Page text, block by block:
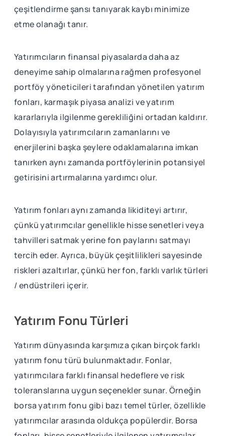
çeşitlendirme şansı tanıyarak kaybı minimize
etme olanağı tanır.
Yatırımcıların finansal piyasalarda daha az
deneyime sahip olmalarına rağmen profesyonel
portföy yöneticileri tarafından yönetilen yatırım
fonları, karmaşık piyasa analizi ve yatırım
kararlarıyla ilgilenme gerekliliğini ortadan kaldırır.
Dolayısıyla yatırımcıların zamanlarını ve
enerjilerini başka şeylere odaklamalarına imkan
tanırken aynı zamanda portföylerinin potansiyel
getirisini artırmalarına yardımcı olur.
Yatırım fonları aynı zamanda likiditeyi artırır,
çünkü yatırımcılar genellikle hisse senetleri veya
tahvilleri satmak yerine fon paylarını satmayı
tercih eder. Ayrıca, büyük çeşitlilikleri sayesinde
riskleri azaltırlar, çünkü her fon, farklı varlık türleri
/ endüstrileri içerir.
Yatırım Fonu Türleri
Yatırım dünyasında karşımıza çıkan birçok farklı
yatırım fonu türü bulunmaktadır. Fonlar,
yatırımcılara farklı finansal hedeflere ve risk
toleranslarına uygun seçenekler sunar. Örneğin
borsa yatırım fonu gibi bazı temel türler, özellikle
yatırımcılar arasında oldukça popülerdir. Borsa